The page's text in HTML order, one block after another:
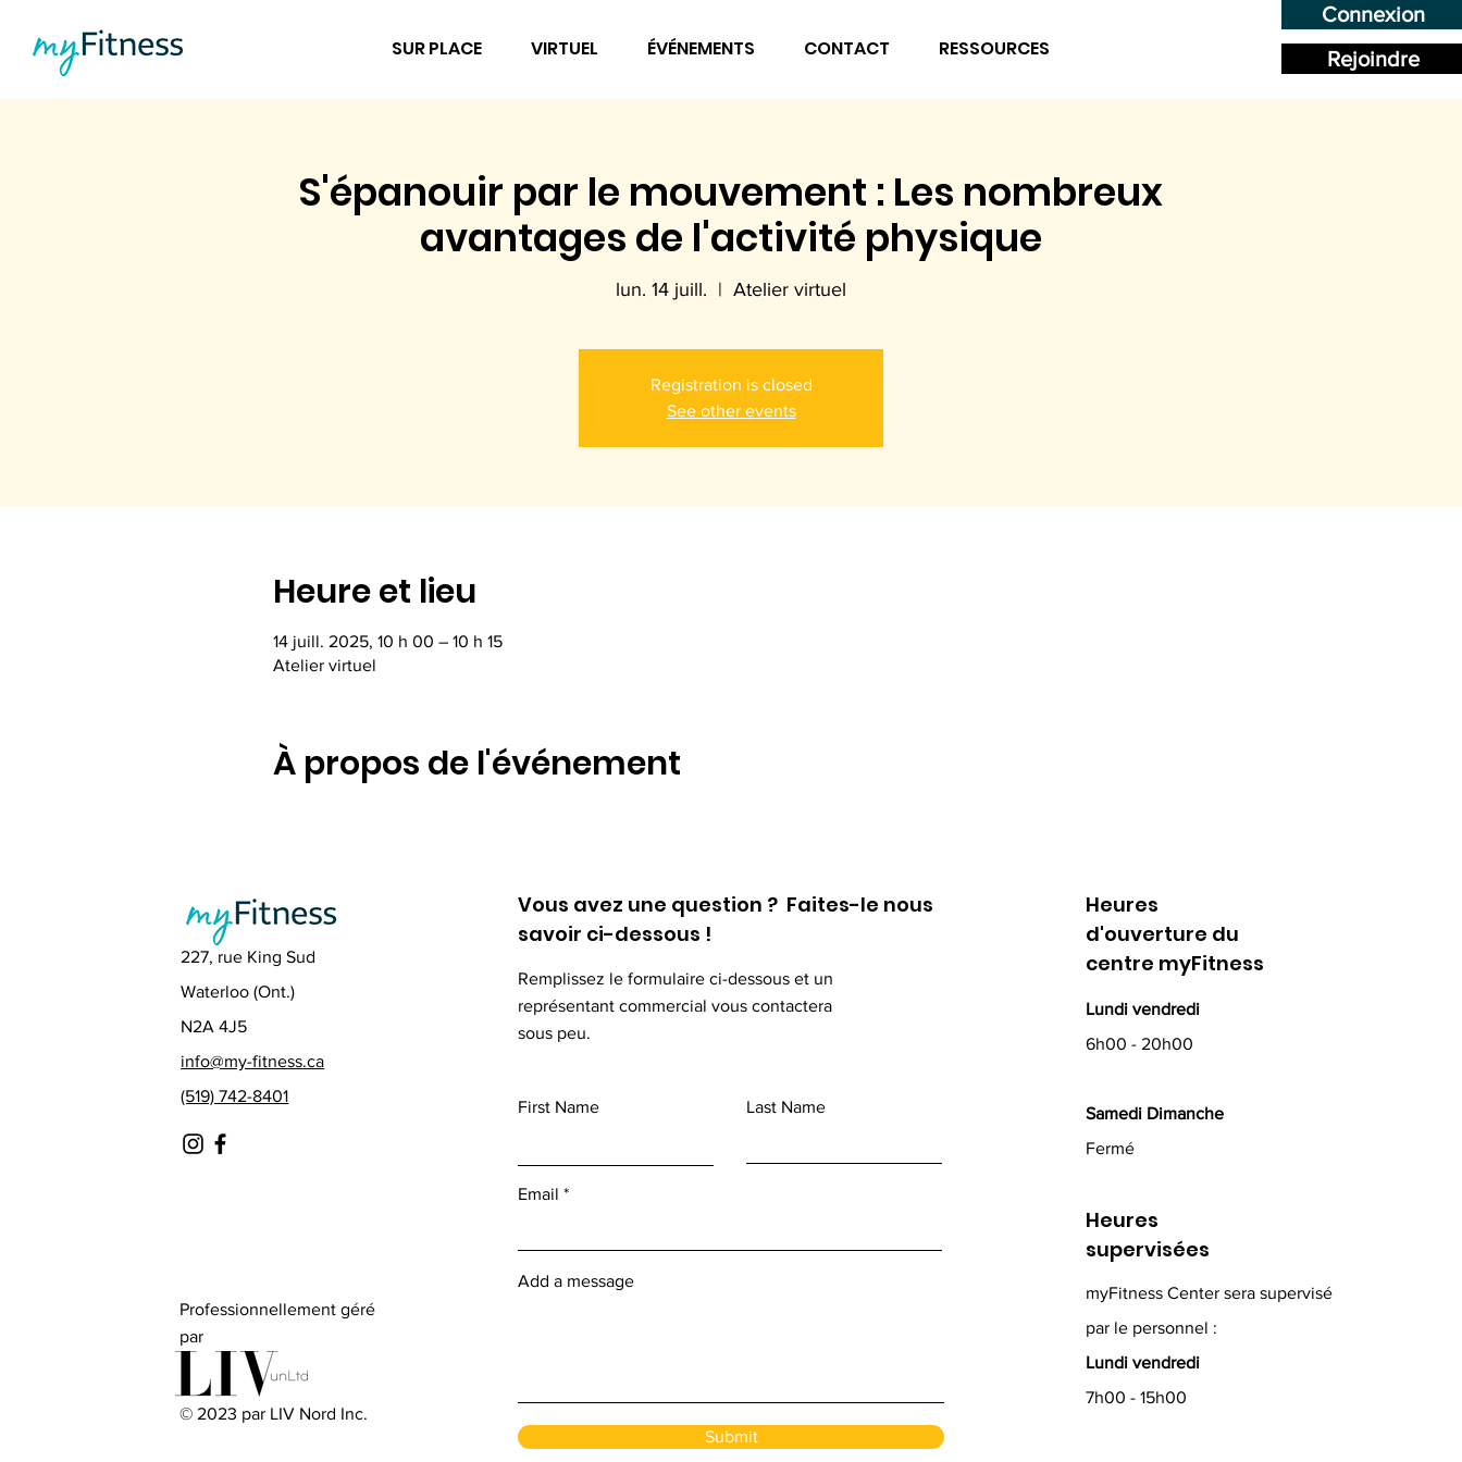
Rejoindre
Connexion
SUR PLACE VIRTUEL ÉVÉNEMENTS CONTACT RESSOURCES
S'épanouir par le mouvement : Les nombreux
avantages de l'activité physique
lun. 14 juill.
  |
Atelier virtuel
Registration is closed
See other events
Heure et lieu
14 juill. 2025, 10 h 00 – 10 h 15
Atelier virtuel
À propos de l'événement
227, rue King Sud
Waterloo (Ont.)
N2A 4J5
info@my-fitness.ca
(519) 742-8401
Professionnellement géré
par
© 2023 par LIV Nord Inc.
Vous avez une question ? Faites-le nous
savoir ci-dessous !
Remplissez le formulaire ci-dessous et un
représentant commercial vous contactera
sous peu.
First Name Last Name
Email
Add a message
Submit
Heures
d'ouverture du
centre myFitness
Lundi vendredi
6h00 - 20h00
Samedi Dimanche
Fermé
Heures
supervisées
myFitness Center sera supervisé
par le personnel :
Lundi vendredi
7h00 - 15h00